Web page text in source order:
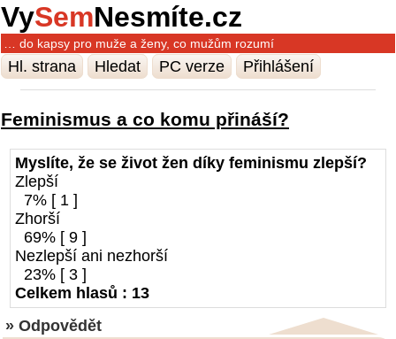
VySemNesmíte.cz
… do kapsy pro muže a ženy, co mužům rozumí
Hl. strana Hledat PC verze Přihlášení
Feminismus a co komu přináší?
Myslíte, že se život žen díky feminismu zlepší?
Zlepší
7% [ 1 ]
Zhorší
69% [ 9 ]
Nezlepší ani nezhorší
23% [ 3 ]
Celkem hlasů : 13
» Odpovědět